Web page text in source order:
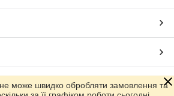
Prom.ua
може швидко обробляти замовлення та